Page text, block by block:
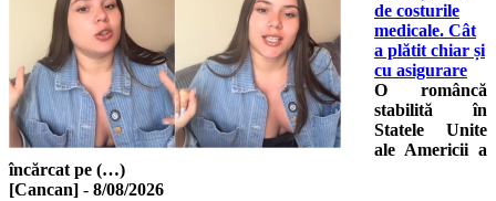
de costurile
medicale. Cât
a plătit chiar și
cu asigurare
O româncă
stabilită în
Statele Unite
ale Americii a
încărcat pe (…)
[Cancan] - 8/08/2026